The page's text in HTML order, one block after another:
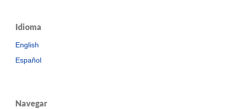
Idioma
English
Español
Navegar